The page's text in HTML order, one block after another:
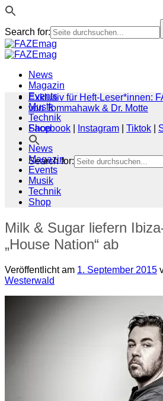
Search for:
Zum
Inhalt
News
Magazin
Events
Musik
Technik
Shop
Search for:
Exklusiv für Heft-Leser*innen:
von Tommahawk & Dr. Motte
Facebook
Instagram Tiktok
News
Magazin
Events
Musik
Technik
Shop
Milk & Sugar liefern
„House Nation“ ab
Veröffentlicht am 1. September 2015
Westerwald